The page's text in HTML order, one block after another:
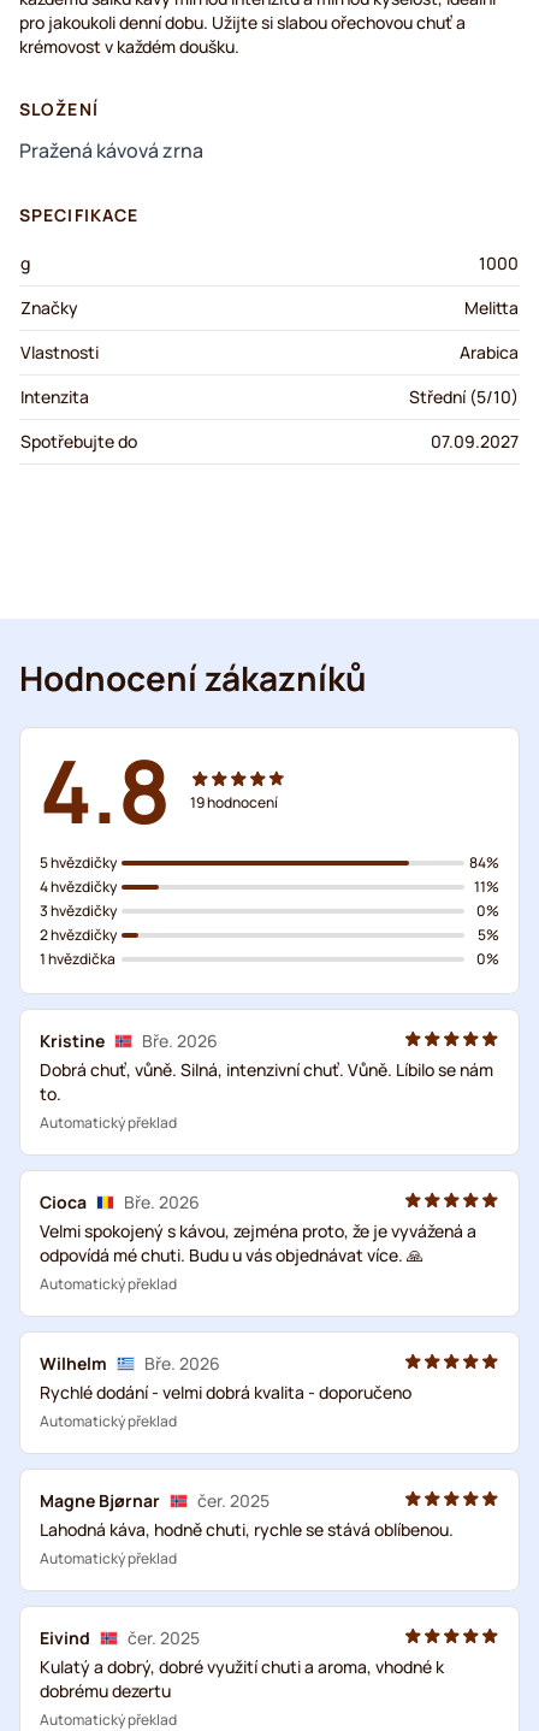
pro jakoukoli denní dobu. Užijte si slabou ořechovou chuť a
krémovost v každém doušku.
SLOŽENÍ
Pražená kávová zrna
SPECIFIKACE
g
1000
Značky
Melitta
Vlastnosti
Arabica
Intenzita
Střední (5/10)
Spotřebujte do
07.09.2027
Hodnocení zákazníků
4.8 19hodnocení
5 hvězdičky
4 hvězdičky
3 hvězdičky
2 hvězdičky
1 hvězdička
84%
11%
0%
5%
0%
Kristine
Bře. 2026
Dobrá chuť, vůně. Silná, intenzivní chuť. Vůně. Líbilo se nám
to.
Automatický překlad
Cioca
Bře. 2026
Velmi spokojený s kávou, zejména proto, že je vyvážená a
odpovídá mé chuti. Budu u vás objednávat více. 🙏
Automatický překlad
Wilhelm
Bře. 2026
Rychlé dodání - velmi dobrá kvalita - doporučeno
Automatický překlad
Magne Bjørnar
čer. 2025
Lahodná káva, hodně chuti, rychle se stává oblíbenou.
Automatický překlad
Eivind
čer. 2025
Kulatý a dobrý, dobré využití chuti a aroma, vhodné k
dobrému dezertu
Automatický překlad